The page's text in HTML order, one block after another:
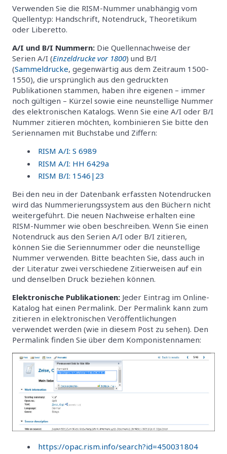
Verwenden Sie die RISM-Nummer unabhängig vom
Quellentyp: Handschrift, Notendruck, Theoretikum
oder Liberetto.
A/I und B/I Nummern: Die Quellennachweise der
Serien A/I (Einzeldrucke vor 1800) und B/I
(Sammeldrucke, gegenwärtig aus dem Zeitraum 1500-
1550), die ursprünglich aus den gedruckten
Publikationen stammen, haben ihre eigenen – immer
noch gültigen – Kürzel sowie eine neunstellige Nummer
des elektronischen Katalogs. Wenn Sie eine A/I oder B/I
Nummer zitieren möchten, kombinieren Sie bitte den
Seriennamen mit Buchstabe und Ziffern:
RISM A/I: S 6989
RISM A/I: HH 6429a
RISM B/I: 1546|23
Bei den neu in der Datenbank erfassten Notendrucken
wird das Nummerierungssystem aus den Büchern nicht
weitergeführt. Die neuen Nachweise erhalten eine
RISM-Nummer wie oben beschreiben. Wenn Sie einen
Notendruck aus den Serien A/I oder B/I zitieren,
können Sie die Seriennummer oder die neunstellige
Nummer verwenden. Bitte beachten Sie, dass auch in
der Literatur zwei verschiedene Zitierweisen auf ein
und denselben Druck beziehen können.
Elektronische Publikationen: Jeder Eintrag im Online-
Katalog hat einen Permalink. Der Permalink kann zum
zitieren in elektronischen Veröffentlichungen
verwendet werden (wie in diesem Post zu sehen). Den
Permalink finden Sie über dem Komponistennamen:
https://opac.rism.info/search?id=450031804